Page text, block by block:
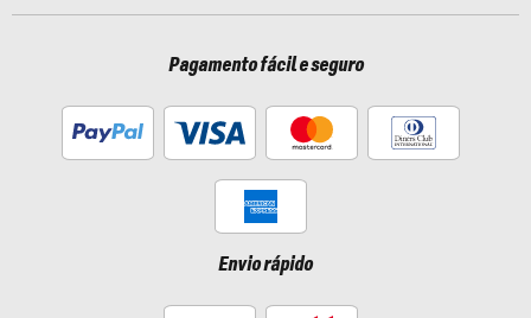
Pagamento fácil e seguro
Envio rápido